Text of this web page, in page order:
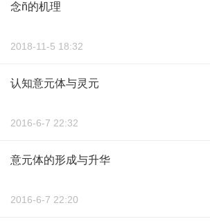
念ñ的机理
2018-11-5 18:32
认知意元体与灵元
2016-6-7 22:32
意元体的形成与升华
2016-6-7 22:20